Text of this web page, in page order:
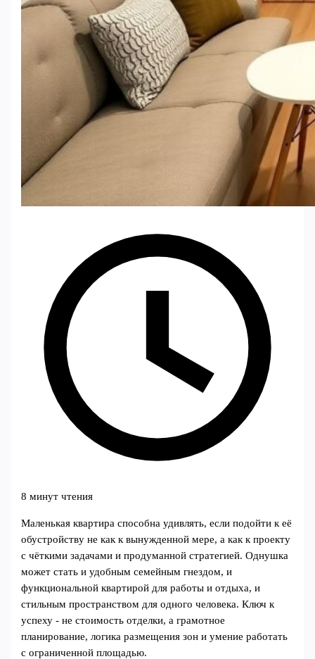
8 минут чтения
Маленькая квартира способна удивлять, если подойти к её
обустройству не как к вынужденной мере, а как к проекту
с чёткими задачами и продуманной стратегией. Однушка
может стать и удобным семейным гнездом, и
функциональной квартирой для работы и отдыха, и
стильным пространством для одного человека. Ключ к
успеху - не стоимость отделки, а грамотное
планирование, логика размещения зон и умение работать
с ограниченной площадью.